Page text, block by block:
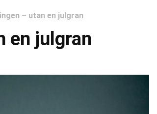
– utan en julgran
en julgran